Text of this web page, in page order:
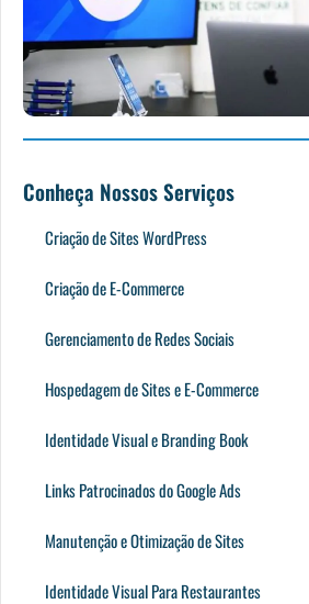
Conheça Nossos Serviços
Criação de Sites WordPress
Criação de E-Commerce
Gerenciamento de Redes Sociais
Hospedagem de Sites e E-Commerce
Identidade Visual e Branding Book
Links Patrocinados do Google Ads
Manutenção e Otimização de Sites
Identidade Visual Para Restaurantes